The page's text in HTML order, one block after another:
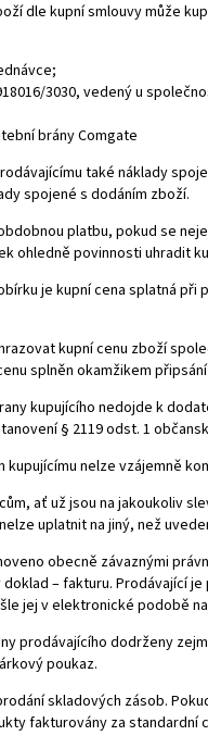
dle kupní smlouvy může
/3030, vedený u
brány Comgate
také náklady
spojené s dodáním zboží.
platbu, pokud se
ohledně povinnosti uhradit
je kupní cena splatná
kupní cenu zboží
splněn okamžikem
kupujícího nedojde k
§ 2119 odst. 1
nelze vzájemně
ať už jsou na jakoukoliv
uplatnit na jiný, než
obecně závaznými
– fakturu. Prodávající
jej v elektronické podobě
prodávajícího dodrženy
poukaz.
skladových zásob.
fakturovány za standardní